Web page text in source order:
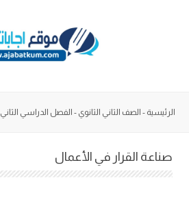
الرئيسية - الصف الثاني الثانوي - الفصل الدراسي الثاني
صناعة القرار في الأعمال